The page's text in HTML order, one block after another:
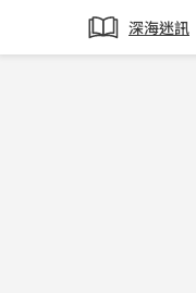
深海迷訊